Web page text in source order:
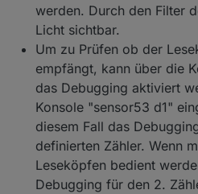
werden. Durch den Filter
Licht sichtbar.
Um zu Prüfen ob der
empfängt, kann über die
das Debugging aktiviert
Konsole "sensor53 d1"
diesem Fall das
definierten Zähler. Wenn
Leseköpfen bedient
Debugging für den 2.